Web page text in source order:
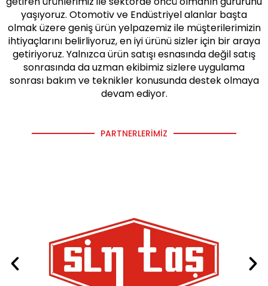
yaşıyoruz. Otomotiv ve Endüstriyel alanlar başta
olmak üzere geniş ürün yelpazemiz ile müşterilerimizin
ihtiyaçlarını belirliyoruz, en iyi ürünü sizler için bir araya
getiriyoruz. Yalnızca ürün satışı esnasında değil satış
sonrasında da uzman ekibimiz sizlere uygulama
sonrası bakım ve teknikler konusunda destek olmaya
devam ediyor.
PARTNERLERIMIZ